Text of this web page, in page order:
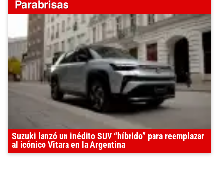
Suzuki lanzó un inédito SUV “híbrido” para reemplazar
al icónico Vitara en la Argentina